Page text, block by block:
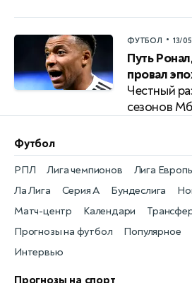
ФУТБОЛ • 13/
Путь
провал
Честный
сезонов
Футбол
РПЛ
Матч-центр
Лига чемпионов
Календари
Лига
Прогнозы на футбол Популярное
Ла Лига Серия А
Интервью
Бундеслига
Прогнозы на спорт